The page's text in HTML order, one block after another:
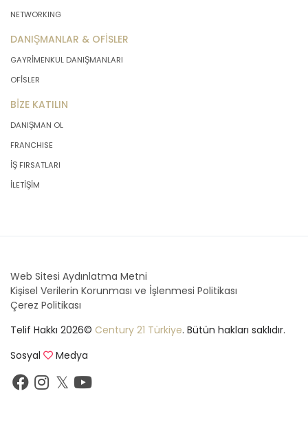
NETWORKING
DANIŞMANLAR & OFİSLER
GAYRİMENKUL DANIŞMANLARI
OFİSLER
BİZE KATILIN
DANIŞMAN OL
FRANCHISE
İŞ FIRSATLARI
İLETİŞİM
Web Sitesi Aydınlatma Metni
Kişisel Verilerin Korunması ve İşlenmesi Politikası
Çerez Politikası
Telif Hakkı 2026© Century 21 Türkiye. Bütün hakları saklıdır.
Sosyal
Medya